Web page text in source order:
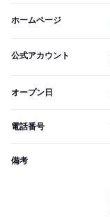
ホームページ
公式アカウント
オープン日
電話番号
備考